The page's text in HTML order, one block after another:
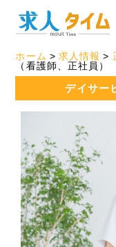
ホーム 求人情報
（看護師、正社員）
デイサー